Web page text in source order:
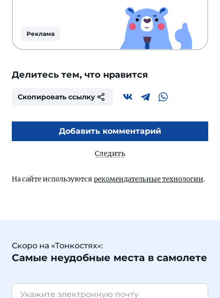
Реклама
Делитесь тем, что нравится
Скопировать ссылку
Добавить комментарий
Следить
На сайте используются рекомендательные технологии.
Скоро на «Тонкостях»:
Самые неудобные места в самолете